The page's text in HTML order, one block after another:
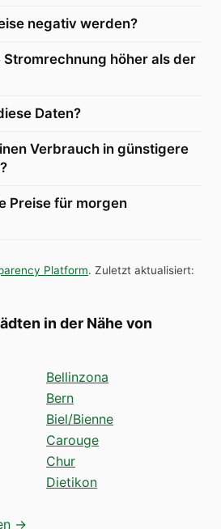
negativ werden?
Stromrechnung höher als der
Daten?
Verbrauch in günstigere
Preise für morgen
Platform. Zuletzt aktualisiert:
in der Nähe von
Bellinzona
Bern
Biel/Bienne
Carouge
Chur
Dietikon
→